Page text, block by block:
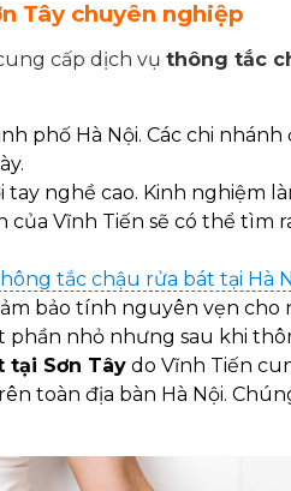
Tây chuyên nghiệp
cấp dịch vụ thông tắc
phố Hà Nội. Các chi
ày.
nghề cao. Kinh nghiệm
Vĩnh Tiến sẽ có thể
tắc chậu rửa bát tại Hà
bảo tính nguyên vẹn cho
phần nhỏ nhưng sau khi
tại Sơn Tây do Vĩnh Tiến
toàn địa bàn Hà Nội.